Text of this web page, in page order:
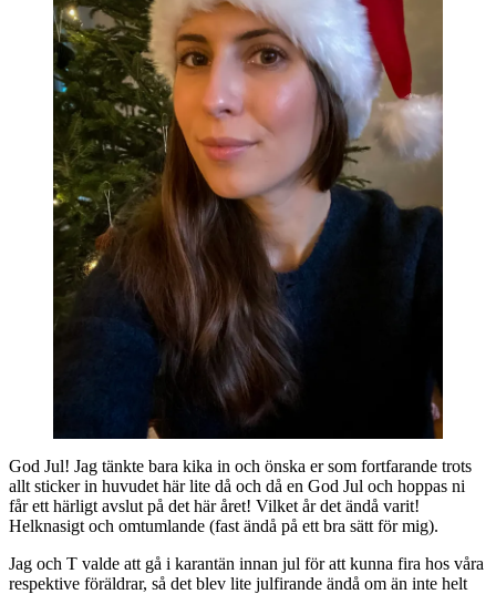
God Jul! Jag tänkte bara kika in och önska er som fortfarande trots
allt sticker in huvudet här lite då och då en God Jul och hoppas ni
får ett härligt avslut på det här året! Vilket år det ändå varit!
Helknasigt och omtumlande (fast ändå på ett bra sätt för mig).
Jag och T valde att gå i karantän innan jul för att kunna fira hos våra
respektive föräldrar, så det blev lite julfirande ändå om än inte helt